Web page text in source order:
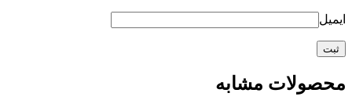
ایمیل
محصولات مشابه